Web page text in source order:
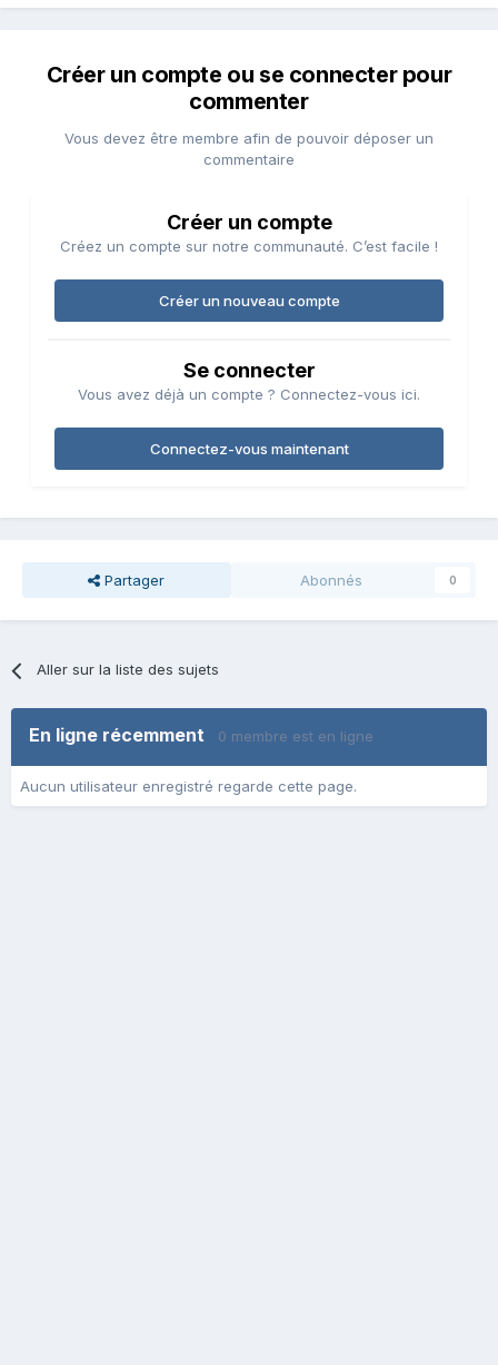
Créer un compte ou se connecter pour
commenter
Vous devez être membre afin de pouvoir déposer un
commentaire
Créer un compte
Créez un compte sur notre communauté. C’est facile !
Créer un nouveau compte
Se connecter
Vous avez déjà un compte ? Connectez-vous ici.
Connectez-vous maintenant
Partager Abonnés 0
Aller sur la liste des sujets
En ligne récemment 0 membre est en ligne
Aucun utilisateur enregistré regarde cette page.